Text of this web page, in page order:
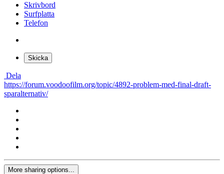
Skrivbord
Surfplatta
Telefon
Skicka
Dela
https://forum.voodoofilm.org/topic/4892-problem-med-final-draft-
sparalternativ/
More sharing options...